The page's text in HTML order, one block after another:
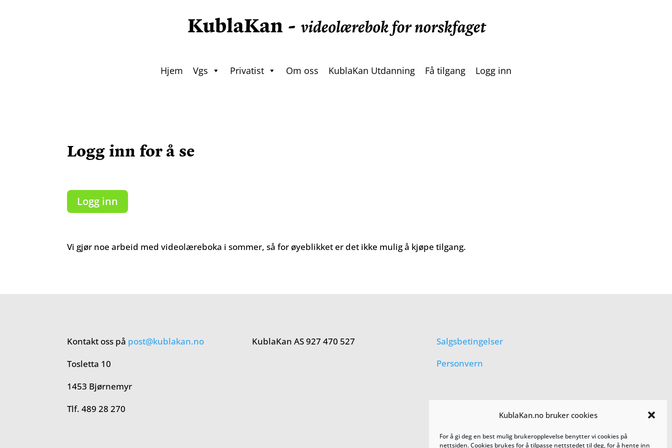
KublaKan.no bruker cookies
For å gi deg en best mulig brukeropplevelse benytter vi cookies på
nettsiden. Cookies brukes for å tilpasse nettstedet til deg, for å hente inn
Hjem Vgs Privatist Om oss KublaKan Utdanning Få tilgang Logg inn
Logg inn for å se
Logg inn
Vi gjør noe arbeid med videolæreboka i sommer, så for øyeblikket er det ikke mulig å kjøpe tilgang.
Kontakt oss på post@kublakan.no
Tosletta 10
1453 Bjørnemyr
Tlf. 489 28 270
KublaKan AS 927 470 527
Salgsbetingelser
Personvern